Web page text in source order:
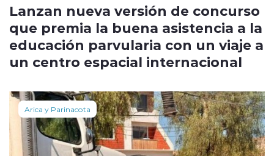
Lanzan nueva versión de concurso
que premia la buena asistencia a la
educación parvularia con un viaje a
un centro espacial internacional
Arica y Parinacota